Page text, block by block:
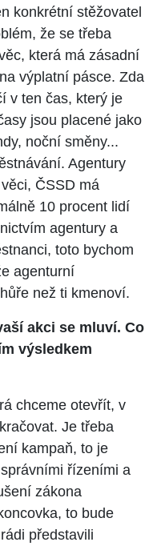
konkrétní stěžovatel
že se třeba
která má zásadní
výplatní pásce. Zda
v ten čas, který je
jsou placené jako
noční směny...
Agentury
ČSSD má
10 procent lidí
agentury a
toto bychom
agenturní
než ti kmenoví.
akci se mluví. Co
výsledkem
chceme otevřít, v
Je třeba
kampaň, to je
řízeními a
zákona
to bude
představili